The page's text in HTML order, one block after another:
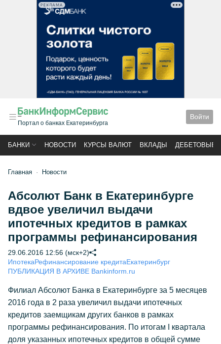
РЕКЛАМА
Портал о банках Екатеринбурга
Войти
БАНКИ НОВОСТИ КУРСЫ ВАЛЮТ ВКЛАДЫ ДЕБЕТОВЫЕ
Главная Новости
Абсолют Банк в Екатеринбурге
вдвое увеличил выдачи
ипотечных кредитов в рамках
программы рефинансирования
29.06.2016 12:56 (мск+2)
ИпотекаРефинансирование кредитаЕкатеринбург
ПУБЛИКАЦИЯ В АРХИВЕ Bankinform.ru
Филиал Абсолют Банка в Екатеринбурге за 5 месяцев
2016 года в 2 раза увеличил выдачи ипотечных
кредитов заемщикам других банков в рамках
программы рефинансирования. По итогам I квартала
доля указанных ипотечных кредитов в общей сумме